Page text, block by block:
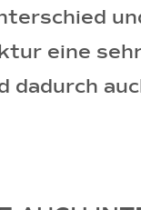
eine
dadurch